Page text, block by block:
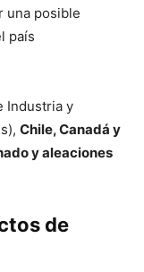
una posible
país
Industria y
Chile, Canadá y
y aleaciones
de